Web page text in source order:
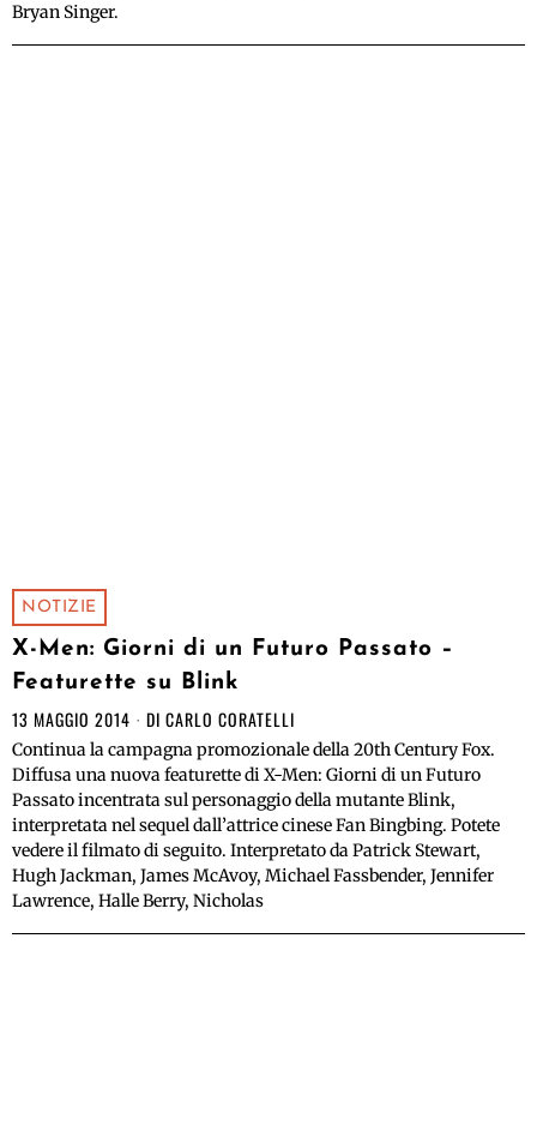
Bryan Singer.
NOTIZIE
X-Men: Giorni di un Futuro Passato –
Featurette su Blink
13 MAGGIO 2014 DI CARLO CORATELLI
Continua la campagna promozionale della 20th Century Fox.
Diffusa una nuova featurette di X-Men: Giorni di un Futuro
Passato incentrata sul personaggio della mutante Blink,
interpretata nel sequel dall’attrice cinese Fan Bingbing. Potete
vedere il filmato di seguito. Interpretato da Patrick Stewart,
Hugh Jackman, James McAvoy, Michael Fassbender, Jennifer
Lawrence, Halle Berry, Nicholas